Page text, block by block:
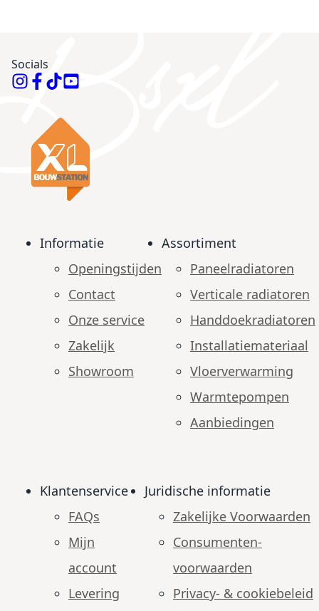
Socials
Informatie
Openingstijden
Contact
Onze service
Zakelijk
Showroom
Assortiment
Paneelradiatoren
Verticale radiatoren
Handdoekradiatoren
Installatiemateriaal
Vloerverwarming
Warmtepompen
Aanbiedingen
Klantenservice
FAQs
Mijn
account
Levering
Juridische informatie
Zakelijke Voorwaarden
Consumenten­
voorwaarden
Privacy- & cookiebeleid